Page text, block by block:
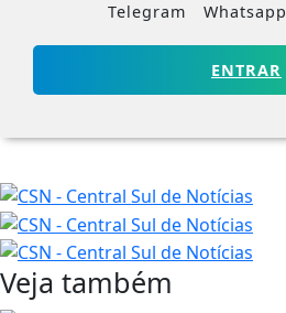
Telegram Whatsapp
ENTRAR
Veja também